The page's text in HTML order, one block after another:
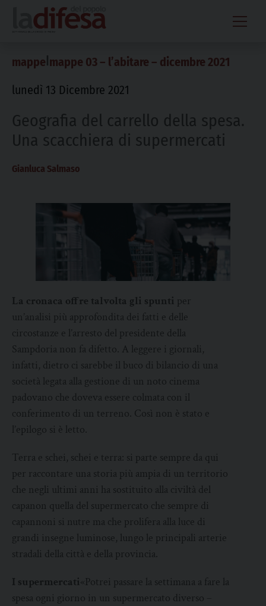
content
mappe mappe 03 – l’abitare – dicembre 2021
lunedì 13 Dicembre 2021
Geografia del carrello della spesa.
Una scacchiera di supermercati
Gianluca Salmaso
La cronaca offre talvolta gli spunti per
un’analisi più approfondita dei fatti e delle
circostanze e l’arresto del presidente della
Sampdoria non fa difetto. A leggere i giornali,
infatti, dietro ci sarebbe il buco di bilancio di una
società legata alla gestione di un noto cinema
padovano che doveva essere colmata con il
conferimento di un terreno. Così non è stato e
l’epilogo si è letto.
Terra e schei, schei e terra: si parte sempre da qui
per raccontare una storia più ampia di un territorio
che negli ultimi anni ha sostituito alla civiltà del
capanon quella del supermercato che sempre di
capannoni si nutre ma che prolifera alla luce di
grandi insegne luminose, lungo le principali arterie
stradali della città e della provincia.
I supermercati«Potrei passare la settimana a fare la
spesa ogni giorno in un supermercato diverso –